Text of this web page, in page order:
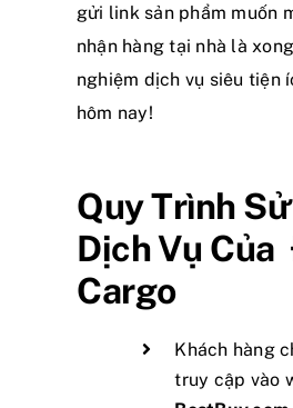
gửi link sản phẩm muốn
nhận hàng tại nhà là
nghiệm dịch vụ siêu tiện
hôm nay!
Quy Trình
Dịch Vụ
Cargo
Khách hàng
truy cập vào